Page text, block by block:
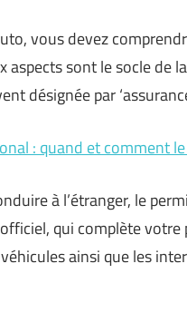
vous devez
aspects sont le socle
désignée par
: quand et comment
à l’étranger, le
qui complète
ainsi que les